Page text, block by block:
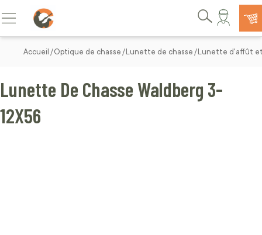
Allez au contenu
Basculer la navigation
Rechercher
Accueil Optique de chasse Lunette de chasse Lunette d'affût
Lunette De Chasse Waldberg 3-
12X56